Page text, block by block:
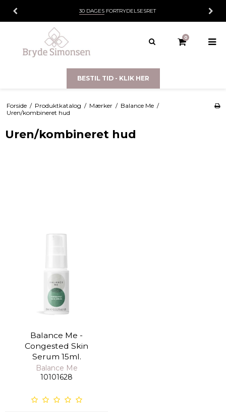
30 DAGES FORTRYDELSESRET
0
BESTIL TID - KLIK HER
Forside / Produktkatalog / Mærker / Balance Me /
Uren/kombineret hud
Uren/kombineret hud
Balance Me -
Congested Skin
Serum 15ml.
Balance Me
10101628